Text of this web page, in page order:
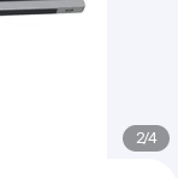
2/4